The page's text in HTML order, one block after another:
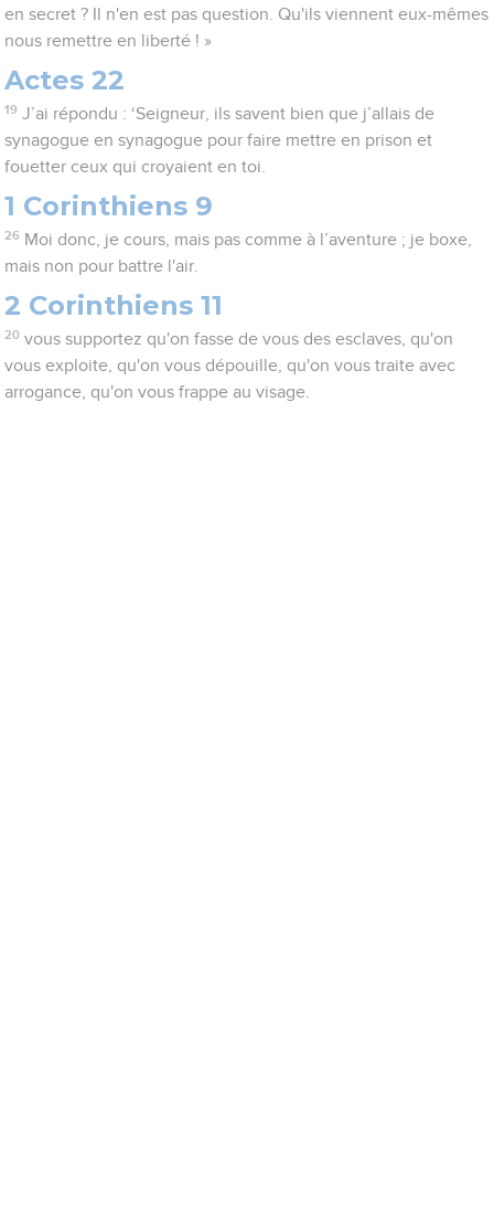
en secret ? Il n'en est pas question. Qu'ils viennent eux-mêmes
nous remettre en liberté ! »
Actes 22
19 J’ai répondu : ‘Seigneur, ils savent bien que j’allais de
synagogue en synagogue pour faire mettre en prison et
fouetter ceux qui croyaient en toi.
1 Corinthiens 9
26 Moi donc, je cours, mais pas comme à l’aventure ; je boxe,
mais non pour battre l'air.
2 Corinthiens 11
20 vous supportez qu'on fasse de vous des esclaves, qu'on
vous exploite, qu'on vous dépouille, qu'on vous traite avec
arrogance, qu'on vous frappe au visage.